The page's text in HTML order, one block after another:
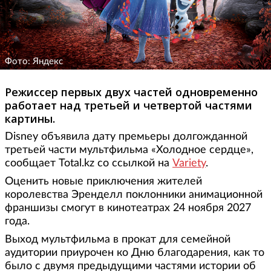
Фото: Яндекс
Режиссер первых двух частей одновременно
работает над третьей и четвертой частями
картины.
Disney объявила дату премьеры долгожданной
третьей части мультфильма «Холодное сердце»,
сообщает Total.kz со ссылкой на Variety.
Оценить новые приключения жителей
королевства Эренделл поклонники анимационной
франшизы смогут в кинотеатрах 24 ноября 2027
года.
Выход мультфильма в прокат для семейной
аудитории приурочен ко Дню благодарения, как то
было с двумя предыдущими частями истории об